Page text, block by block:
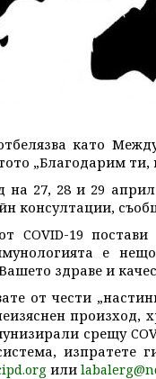
като
„Благодарим ти,
на 27, 28 и 29
консултации,
COVID-19
е
здраве и
от чести
срещу
изпратете
или